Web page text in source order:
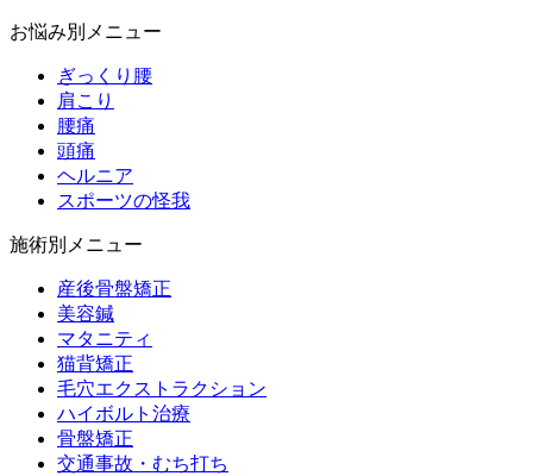
お悩み別メニュー
ぎっくり腰
肩こり
腰痛
頭痛
ヘルニア
スポーツの怪我
施術別メニュー
産後骨盤矯正
美容鍼
マタニティ
猫背矯正
毛穴エクストラクション
ハイボルト治療
骨盤矯正
交通事故・むち打ち